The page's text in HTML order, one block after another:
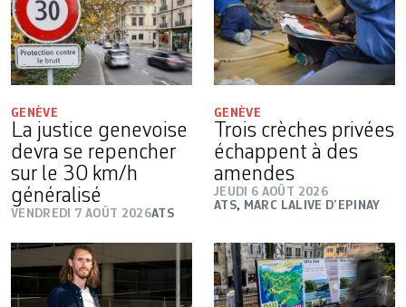
GENÈVE
La justice genevoise
devra se repencher
sur le 30 km/h
généralisé
VENDREDI 7 AOÛT 2026ATS
GENÈVE
Trois crèches privées
échappent à des
amendes
JEUDI 6 AOÛT 2026
ATS, MARC LALIVE D’EPINAY